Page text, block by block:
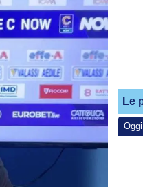
Le
Oggi